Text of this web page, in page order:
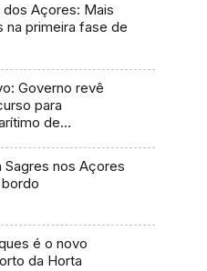
dos Açores: Mais
na primeira fase de
Governo revê
para
de
nos Açores
é o novo
da Horta